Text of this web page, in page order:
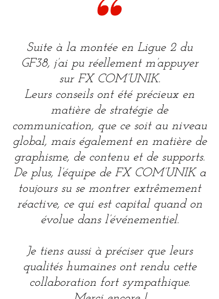
Suite à la montée en Ligue 2 du
GF38, j’ai pu réellement m’appuyer
sur FX COM’UNIK.
Leurs conseils ont été précieux en
matière de stratégie de
communication, que ce soit au niveau
global, mais également en matière de
graphisme, de contenu et de supports.
De plus, l’équipe de FX COM’UNIK a
toujours su se montrer extrêmement
réactive, ce qui est capital quand on
évolue dans l’événementiel.
Je tiens aussi à préciser que leurs
qualités humaines ont rendu cette
collaboration fort sympathique.